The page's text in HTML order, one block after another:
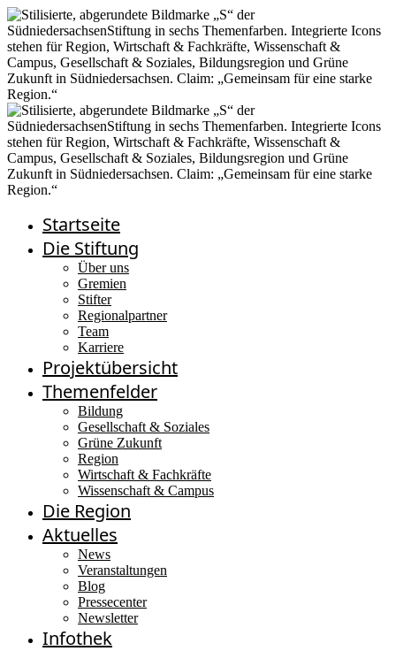
Startseite
Die Stiftung
Über uns
Gremien
Stifter
Regionalpartner
Team
Karriere
Projektübersicht
Themenfelder
Bildung
Gesellschaft & Soziales
Grüne Zukunft
Region
Wirtschaft & Fachkräfte
Wissenschaft & Campus
Die Region
Aktuelles
News
Veranstaltungen
Blog
Pressecenter
Newsletter
Infothek